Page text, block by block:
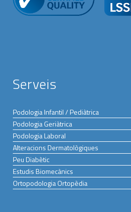
Serveis
Podologia Infantil / Pediàtrica
Podologia Geriàtrica
Podologia Laboral
Alteracions Dermatològiques
Peu Diabètic
Estudis Biomecànics
Ortopodologia Ortopèdia